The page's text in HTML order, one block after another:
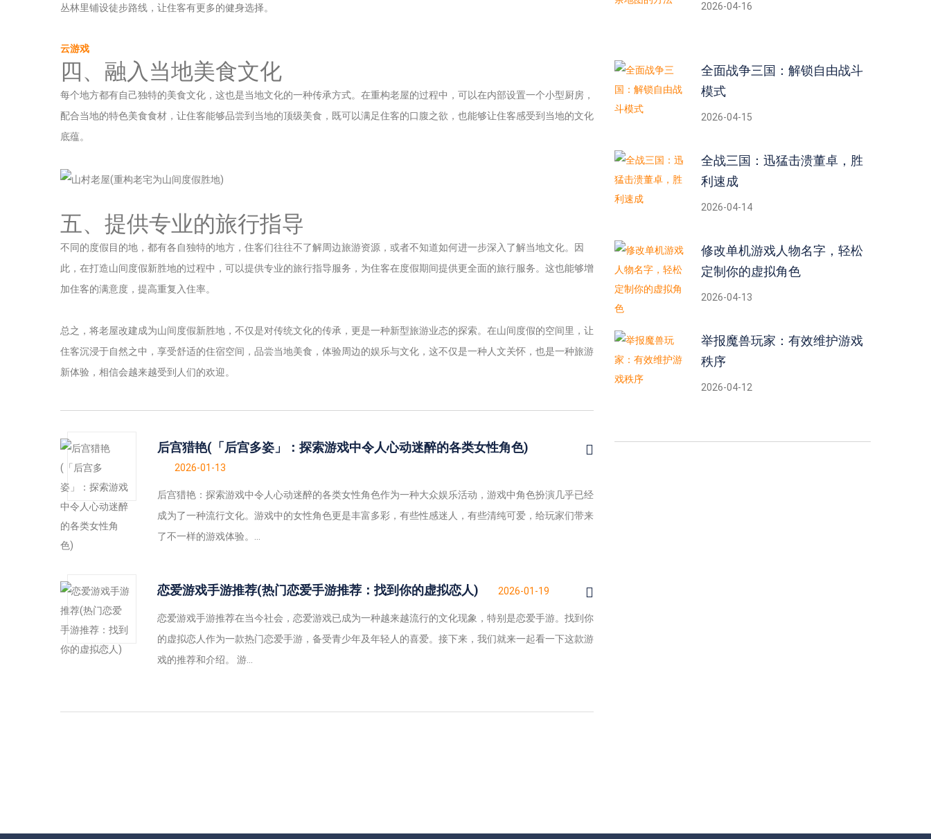
丛林里铺设徒步路线，让住客有更多的健身选择。
云游戏
四、融入当地美食文化
每个地方都有自己独特的美食文化，这也是当地文化的一种传承方式。在重构老屋的过程中，可以在内部设置一个小型厨房，
配合当地的特色美食食材，让住客能够品尝到当地的顶级美食，既可以满足住客的口腹之欲，也能够让住客感受到当地的文化
底蕴。
五、提供专业的旅行指导
不同的度假目的地，都有各自独特的地方，住客们往往不了解周边旅游资源，或者不知道如何进一步深入了解当地文化。因
此，在打造山间度假新胜地的过程中，可以提供专业的旅行指导服务，为住客在度假期间提供更全面的旅行服务。这也能够增
加住客的满意度，提高重复入住率。
总之，将老屋改建成为山间度假新胜地，不仅是对传统文化的传承，更是一种新型旅游业态的探索。在山间度假的空间里，让
住客沉浸于自然之中，享受舒适的住宿空间，品尝当地美食，体验周边的娱乐与文化，这不仅是一种人文关怀，也是一种旅游
新体验，相信会越来越受到人们的欢迎。
后宫猎艳(「后宫多姿」：探索游戏中令人心动迷醉的各类女性角色)
2026-01-13
后宫猎艳：探索游戏中令人心动迷醉的各类女性角色作为一种大众娱乐活动，游戏中角色扮演几乎已经
成为了一种流行文化。游戏中的女性角色更是丰富多彩，有些性感迷人，有些清纯可爱，给玩家们带来
了不一样的游戏体验。...
恋爱游戏手游推荐(热门恋爱手游推荐：找到你的虚拟恋人) 2026-01-19
恋爱游戏手游推荐在当今社会，恋爱游戏已成为一种越来越流行的文化现象，特别是恋爱手游。找到你
的虚拟恋人作为一款热门恋爱手游，备受青少年及年轻人的喜爱。接下来，我们就来一起看一下这款游
戏的推荐和介绍。 游...
2026-04-16
全面战争三国：解锁自由战斗
模式
2026-04-15
全战三国：迅猛击溃董卓，胜
利速成
2026-04-14
修改单机游戏人物名字，轻松
定制你的虚拟角色
2026-04-13
举报魔兽玩家：有效维护游戏
秩序
2026-04-12